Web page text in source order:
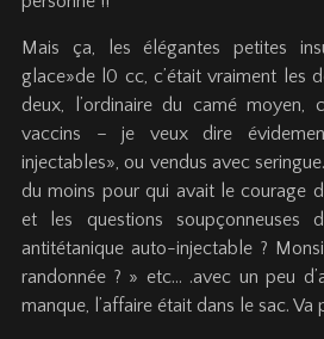
Mais ça, les élégantes petites
glace»de l0 cc, c’était vraiment les
deux, l’ordinaire du camé moyen,
vaccins – je veux dire
injectables», ou vendus avec
du moins pour qui avait le courage
et les questions soupçonneuses
antitétanique auto-injectable ?
randonnée ? » etc… .avec un peu
manque, l’affaire était dans le sac.